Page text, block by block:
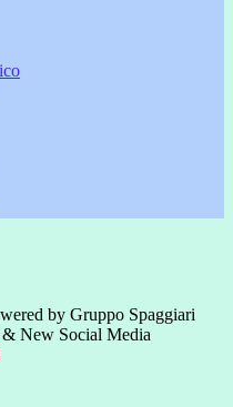
by Gruppo Spaggiari
New Social Media